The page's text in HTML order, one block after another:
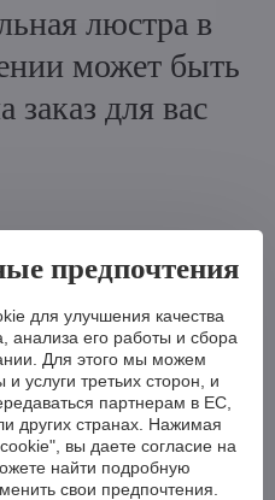
люстра в
может быть
заказ для вас
предпочтения
для улучшения качества
анализа его работы и сбора
Для этого мы можем
услуги третьих сторон, и
партнерам в ЕС,
других странах. Нажимая
вы даете согласие на
найти подробную
свои предпочтения.